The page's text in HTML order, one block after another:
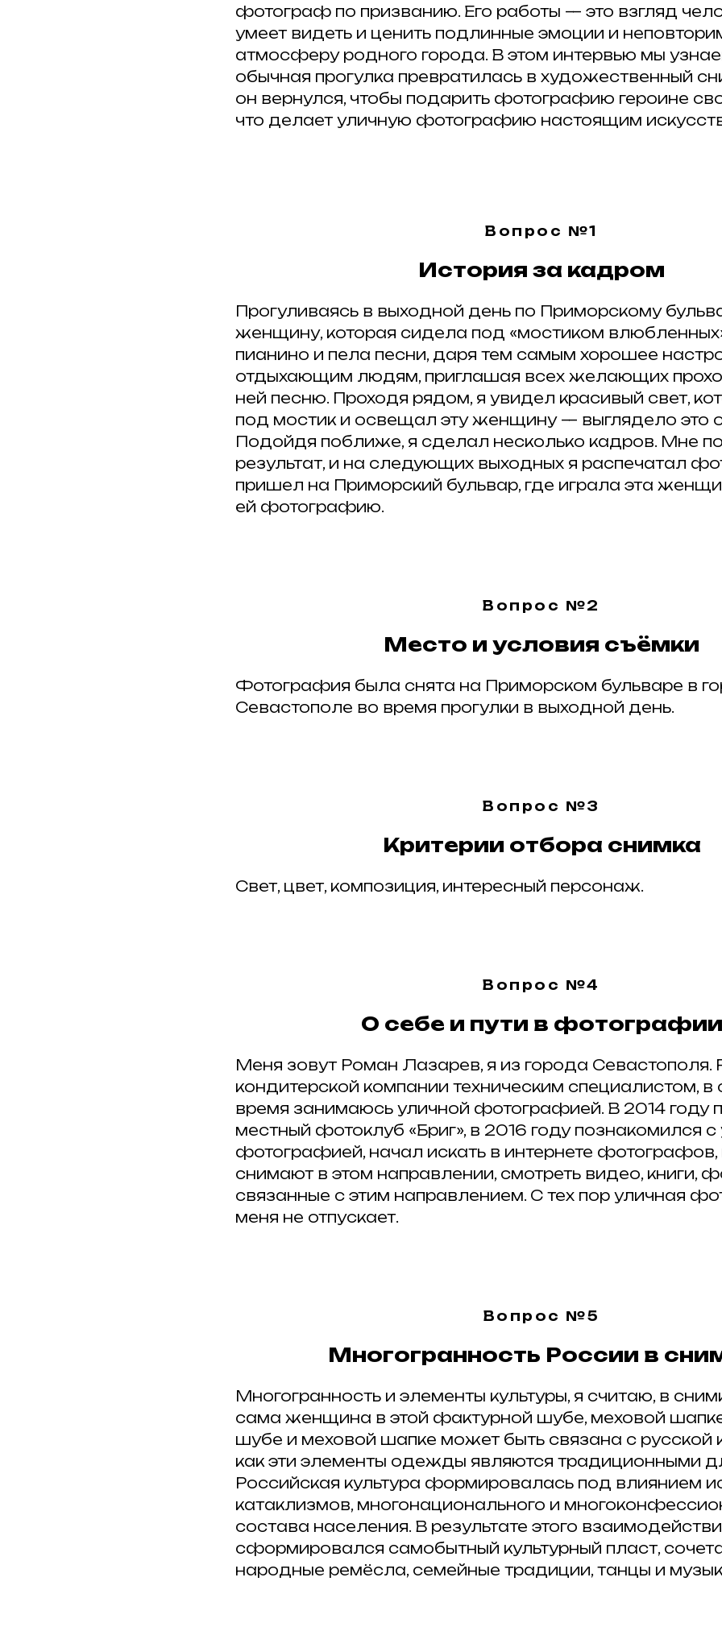
фотограф по призванию. Его работы — это взгляд
умеет видеть и ценить подлинные эмоции и
атмосферу родного города. В этом интервью мы
обычная прогулка превратилась в художественный
он вернулся, чтобы подарить фотографию героине
что делает уличную фотографию настоящим
Вопрос №1
История за кадром
Прогуливаясь в выходной день по Приморскому
женщину, которая сидела под «мостиком
пианино и пела песни, даря тем самым хорошее
отдыхающим людям, приглашая всех желающих
ней песню. Проходя рядом, я увидел красивый свет,
под мостик и освещал эту женщину — выглядело это
Подойдя поближе, я сделал несколько кадров. Мне
результат, и на следующих выходных я распечатал
пришел на Приморский бульвар, где играла эта
ей фотографию.
Вопрос №2
Место и условия съёмки
Фотография была снята на Приморском бульваре в
Севастополе во время прогулки в выходной день.
Вопрос №3
Критерии отбора снимка
Свет, цвет, композиция, интересный персонаж.
Вопрос №4
О себе и пути в фотографии
Меня зовут Роман Лазарев, я из города Севастополя.
кондитерской компании техническим специалистом,
время занимаюсь уличной фотографией. В 2014 году
местный фотоклуб «Бриг», в 2016 году познакомился с
фотографией, начал искать в интернете фотографов,
снимают в этом направлении, смотреть видео, книги,
связанные с этим направлением. С тех пор уличная
меня не отпускает.
Вопрос №5
Многогранность России в
Многогранность и элементы культуры, я считаю, в
сама женщина в этой фактурной шубе, меховой
шубе и меховой шапке может быть связана с русской
как эти элементы одежды являются традиционными
Российская культура формировалась под влиянием
катаклизмов, многонационального и
состава населения. В результате этого
сформировался самобытный культурный пласт,
народные ремёсла, семейные традиции, танцы и
ВСЕ ЗАПИСИ
Делитесь с друзьями или
фотографию— это просто